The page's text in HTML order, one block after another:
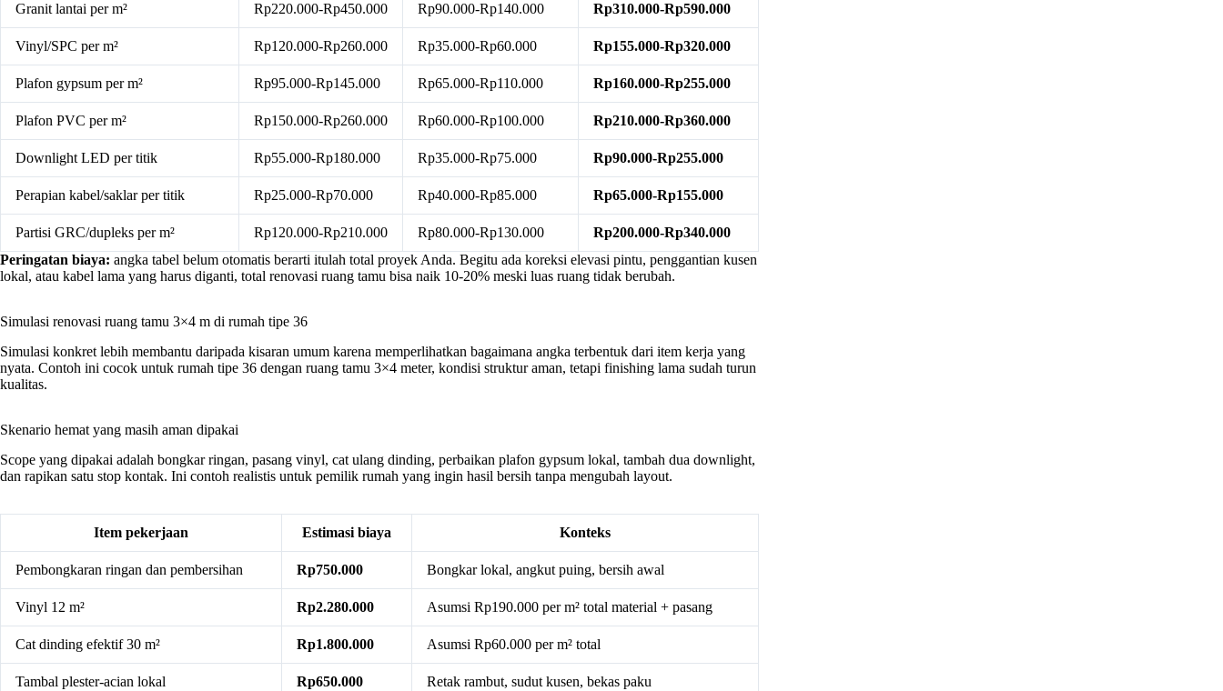
Granit lantai per m² Rp220.000-Rp450.000 Rp90.000-Rp140.000 Rp310.000-Rp590.000
Vinyl/SPC per m² Rp120.000-Rp260.000 Rp35.000-Rp60.000 Rp155.000-Rp320.000
Plafon gypsum per m² Rp95.000-Rp145.000 Rp65.000-Rp110.000 Rp160.000-Rp255.000
Plafon PVC per m² Rp150.000-Rp260.000 Rp60.000-Rp100.000 Rp210.000-Rp360.000
Downlight LED per titik Rp55.000-Rp180.000 Rp35.000-Rp75.000 Rp90.000-Rp255.000
Perapian kabel/saklar per titik Rp25.000-Rp70.000 Rp40.000-Rp85.000 Rp65.000-Rp155.000
Partisi GRC/dupleks per m² Rp120.000-Rp210.000 Rp80.000-Rp130.000
Rp200.000-Rp340.000
Peringatan biaya: angka tabel belum otomatis berarti itulah total proyek Anda. Begitu ada koreksi elevasi pintu, penggantian kusen
lokal, atau kabel lama yang harus diganti, total renovasi ruang tamu bisa naik 10-20% meski luas ruang tidak berubah.
Simulasi renovasi ruang tamu 3×4 m di rumah tipe 36
Simulasi konkret lebih membantu daripada kisaran umum karena memperlihatkan bagaimana angka terbentuk dari item kerja yang
nyata. Contoh ini cocok untuk rumah tipe 36 dengan ruang tamu 3×4 meter, kondisi struktur aman, tetapi finishing lama sudah turun
kualitas.
Skenario hemat yang masih aman dipakai
Scope yang dipakai adalah bongkar ringan, pasang vinyl, cat ulang dinding, perbaikan plafon gypsum lokal, tambah dua downlight,
dan rapikan satu stop kontak. Ini contoh realistis untuk pemilik rumah yang ingin hasil bersih tanpa mengubah layout.
Item pekerjaan Estimasi biaya Konteks
Pembongkaran ringan dan pembersihan Rp750.000 Bongkar lokal, angkut puing, bersih awal
Vinyl 12 m² Rp2.280.000 Asumsi Rp190.000 per m² total material + pasang
Cat dinding efektif 30 m² Rp1.800.000 Asumsi Rp60.000 per m² total
Tambal plester-acian lokal Rp650.000 Retak rambut, sudut kusen, bekas paku